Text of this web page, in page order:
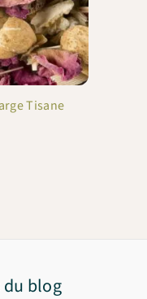
Tisane
blog